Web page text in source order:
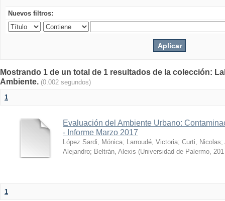
Nuevos filtros:
Mostrando 1 de un total de 1 resultados de la colección:
Ambiente. (0.002 segundos)
1
Evaluación del Ambiente Urbano:
- Informe Marzo 2017
López Sardi, Mónica; Larroudé, Victoria; Curti, Nicolas;
Alejandro; Beltrán, Alexis (Universidad de Palermo,
1